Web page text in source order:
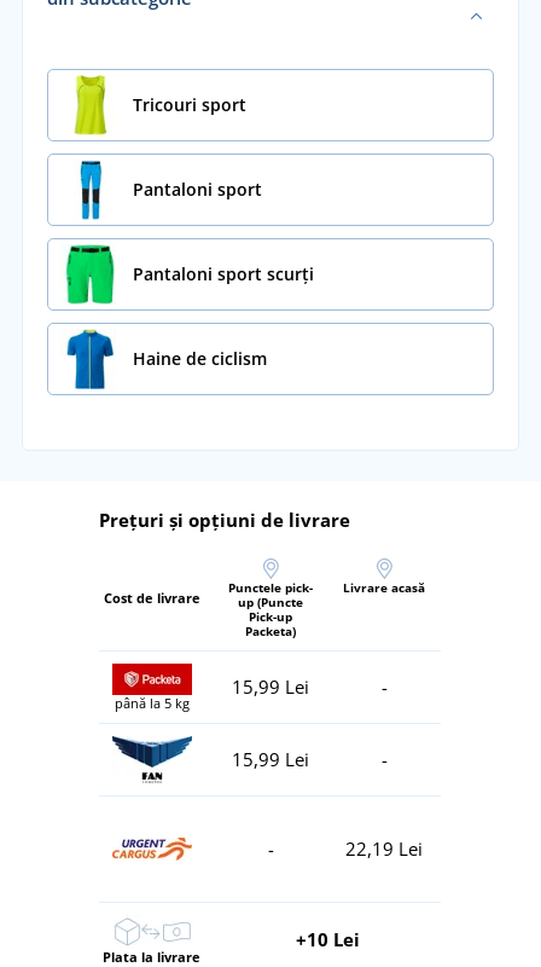
Tricouri sport
Pantaloni sport
Pantaloni sport scurți
Haine de ciclism
Prețuri și opțiuni de livrare
Cost de livrare
Punctele pick-
up (Puncte
Pick-up
Packeta)
Livrare acasă
până la 5 kg
15,99 Lei -
15,99 Lei -
- 22,19 Lei
Plata la livrare
+10 Lei